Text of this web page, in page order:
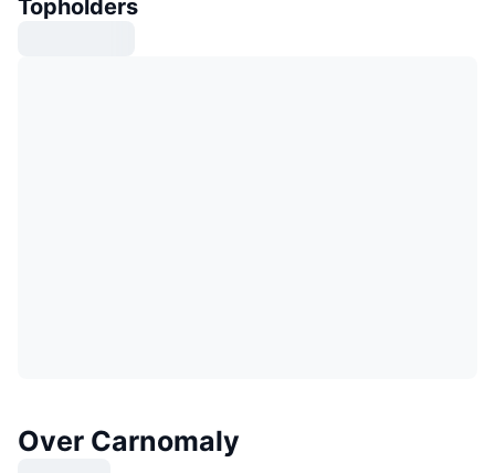
Topholders
Over Carnomaly